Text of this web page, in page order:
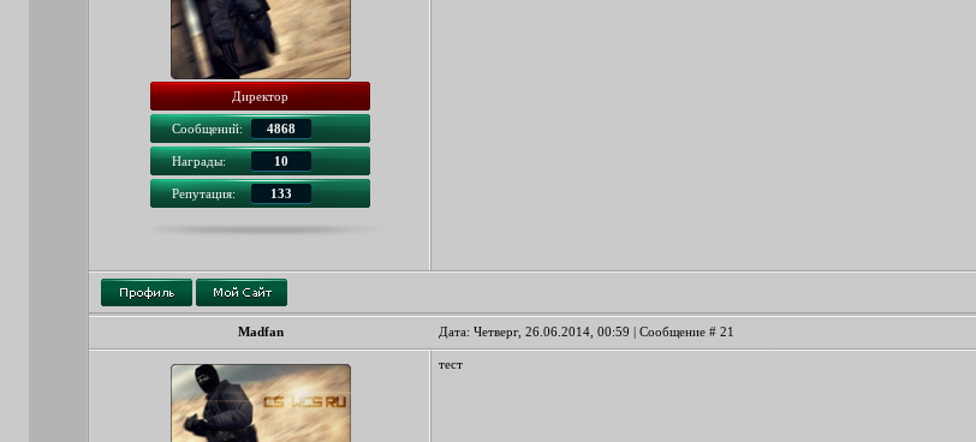
Директор
Сообщений: 4868
Награды: 10
Репутация: 133
Madfan Дата: Четверг, 26.06.2014, 00:59 | Сообщение # 21
тест